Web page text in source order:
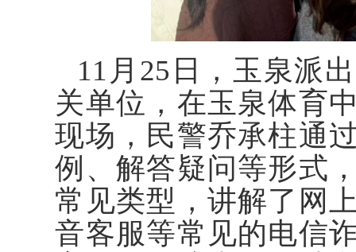
11月25日，玉泉派
关单位，在玉泉体育
现场，民警乔承柱通
例、解答疑问等形式
常见类型，讲解了网
音客服等常见的电信